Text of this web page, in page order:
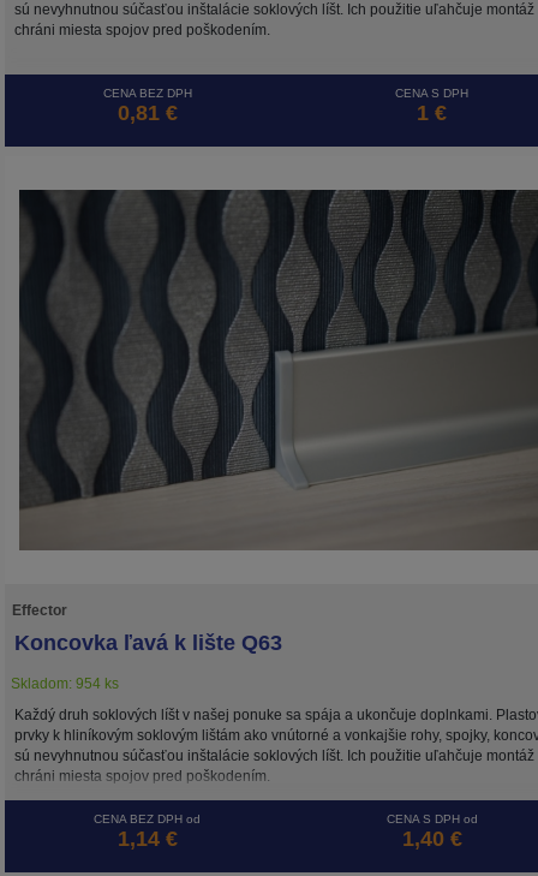
sú nevyhnutnou súčasťou inštalácie soklových líšt. Ich použitie uľahčuje montáž
chráni miesta spojov pred poškodením.
CENA BEZ DPH
0,81 €
CENA S DPH
1 €
Effector
Koncovka ľavá k lište Q63
Skladom: 954 ks
Každý druh soklových líšt v našej ponuke sa spája a ukončuje doplnkami.
prvky k hliníkovým soklovým lištám ako vnútorné a vonkajšie rohy, spojky,
sú nevyhnutnou súčasťou inštalácie soklových líšt. Ich použitie uľahčuje montáž
chráni miesta spojov pred poškodením.
CENA BEZ DPH od
1,14 €
CENA S DPH od
1,40 €